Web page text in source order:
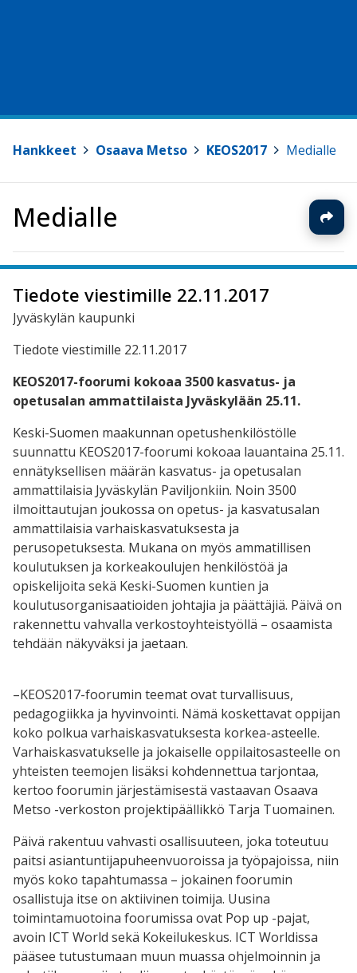
Hankkeet Osaava Metso KEOS2017 Medialle
Medialle
Tiedote viestimille 22.11.2017
Jyväskylän kaupunki
Tiedote viestimille 22.11.2017
KEOS2017-foorumi kokoaa 3500 kasvatus- ja
opetusalan ammattilaista Jyväskylään 25.11.
Keski-Suomen maakunnan opetushenkilöstölle
suunnattu KEOS2017-foorumi kokoaa lauantaina 25.11.
ennätyksellisen määrän kasvatus- ja opetusalan
ammattilaisia Jyväskylän Paviljonkiin. Noin 3500
ilmoittautujan joukossa on opetus- ja kasvatusalan
ammattilaisia varhaiskasvatuksesta ja
perusopetuksesta. Mukana on myös ammatillisen
koulutuksen ja korkeakoulujen henkilöstöä ja
opiskelijoita sekä Keski-Suomen kuntien ja
koulutusorganisaatioiden johtajia ja päättäjiä. Päivä on
rakennettu vahvalla verkostoyhteistyöllä – osaamista
tehdään näkyväksi ja jaetaan.
–KEOS2017-foorumin teemat ovat turvallisuus,
pedagogiikka ja hyvinvointi. Nämä koskettavat oppijan
koko polkua varhaiskasvatuksesta korkea-asteelle.
Varhaiskasvatukselle ja jokaiselle oppilaitosasteelle on
yhteisten teemojen lisäksi kohdennettua tarjontaa,
kertoo foorumin järjestämisestä vastaavan Osaava
Metso -verkoston projektipäällikkö Tarja Tuomainen.
Päivä rakentuu vahvasti osallisuuteen, joka toteutuu
paitsi asiantuntijapuheenvuoroissa ja työpajoissa, niin
myös koko tapahtumassa – jokainen foorumin
osallistuja itse on aktiivinen toimija. Uusina
toimintamuotoina foorumissa ovat Pop up -pajat,
avoin ICT World sekä Kokeilukeskus. ICT Worldissa
pääsee tutustumaan muun muassa ohjelmoinnin ja